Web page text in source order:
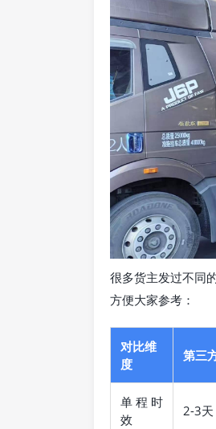
很多货主发过不同
方便大家参考：
对比维
度
第三
单程时
效
2-3天